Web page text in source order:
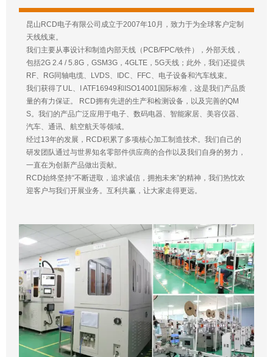
昆山RCD电子有限公司成立于2007年10月，致力于为全球客户定制
天线线束。
我们主要从事设计和制造内部天线（PCB/FPC/铁件），外部天线，
包括2G 2.4 / 5.8G，GSM3G，4GLTE，5G天线；此外，我们还提供
RF、RG同轴电缆、LVDS、IDC、FFC、电子设备和汽车线束。
我们获得了UL、I ATF16949和ISO14001国际标准，这是我们产品质
量的有力保证。 RCD拥有先进的生产和检测设备，以及完善的QM
S。我们的产品广泛应用于电子、数码电器、智能家居、美容仪器、
汽车、通讯、航空航天等领域。
经过13年的发展，RCD积累了多项核心加工制造技术。我们自己的
研发团队通过与世界知名零部件供应商的合作以及我们自身的努力，
一直在为创新产品做出贡献。
RCD始终坚持“不断进取，追求诚信，拥抱未来”的精神，我们热忱欢
迎客户与我们开展业务。互利共赢，让大家走得更远。